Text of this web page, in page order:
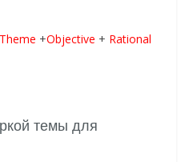
+Objective + Rational
темы для